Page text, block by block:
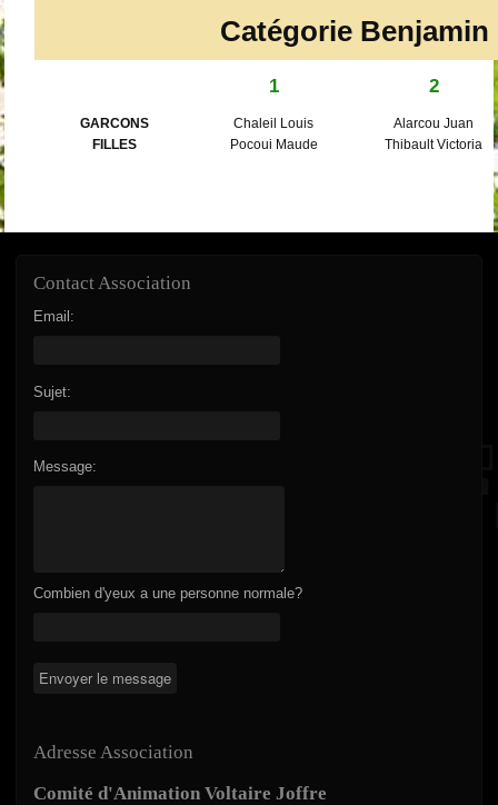
Catégorie Benjamin
1 2
GARCONS Chaleil Louis
Alarcou Juan
FILLES
Pocoui Maude Thibault Victoria
Contact Association
Email:
Sujet:
Message:
Combien d'yeux a une personne normale?
Adresse Association
Comité d'Animation Voltaire Joffre